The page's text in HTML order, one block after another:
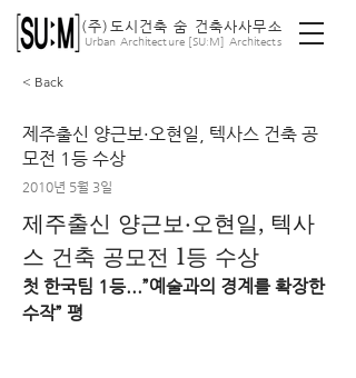
(주)도시건축 숨 건축사사무소
Urban Architecture [SUːM] Architects
< Back
제주출신 양근보·오현일, 텍사스 건축 공
모전 1등 수상
2010년 5월 3일
제주출신 양근보·오현일, 텍사
스 건축 공모전 1등 수상
첫 한국팀 1등...”예술과의 경계를 확장한
수작” 평